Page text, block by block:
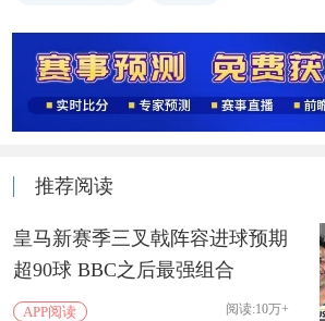
推荐阅读
皇马新赛季三叉戟阵容进球预期
超90球 BBC之后最强组合
APP阅读 阅读:10万+